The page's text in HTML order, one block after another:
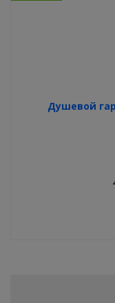
Душевой